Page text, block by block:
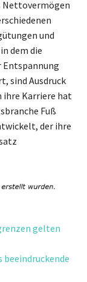
Nettovermögen
und
dem die
sind Ausdruck
ihre Karriere hat
Fuß
der ihre
gelten
beeindruckende